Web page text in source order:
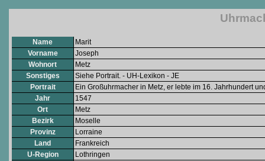
Name
Marit
Vorname
Joseph
Wohnort
Metz
Sonstiges
Siehe Portrait. - UH-Lexikon - JE
Portrait
Ein Großuhrmacher in Metz, er lebte im 16. Jahrhundert
Jahr
1547
Ort
Metz
Bezirk
Moselle
Provinz
Lorraine
Land
Frankreich
U-Region
Lothringen